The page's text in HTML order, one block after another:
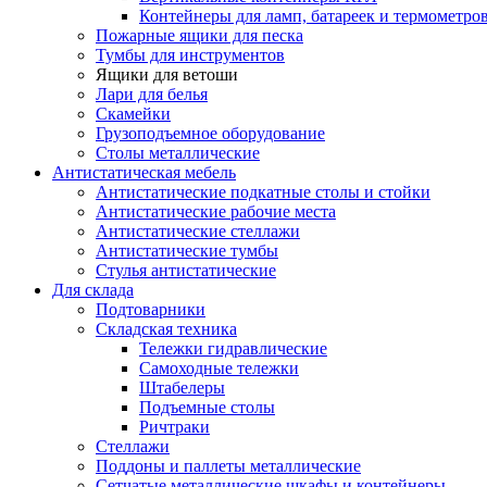
Контейнеры для ламп, батареек и
Пожарные ящики для песка
Тумбы для инструментов
Ящики для ветоши
Лари для белья
Скамейки
Грузоподъемное оборудование
Столы металлические
Антистатическая мебель
Антистатические подкатные столы и стойки
Антистатические рабочие места
Антистатические стеллажи
Антистатические тумбы
Стулья антистатические
Для склада
Подтоварники
Складская техника
Тележки гидравлические
Самоходные тележки
Штабелеры
Подъемные столы
Ричтраки
Стеллажи
Поддоны и паллеты металлические